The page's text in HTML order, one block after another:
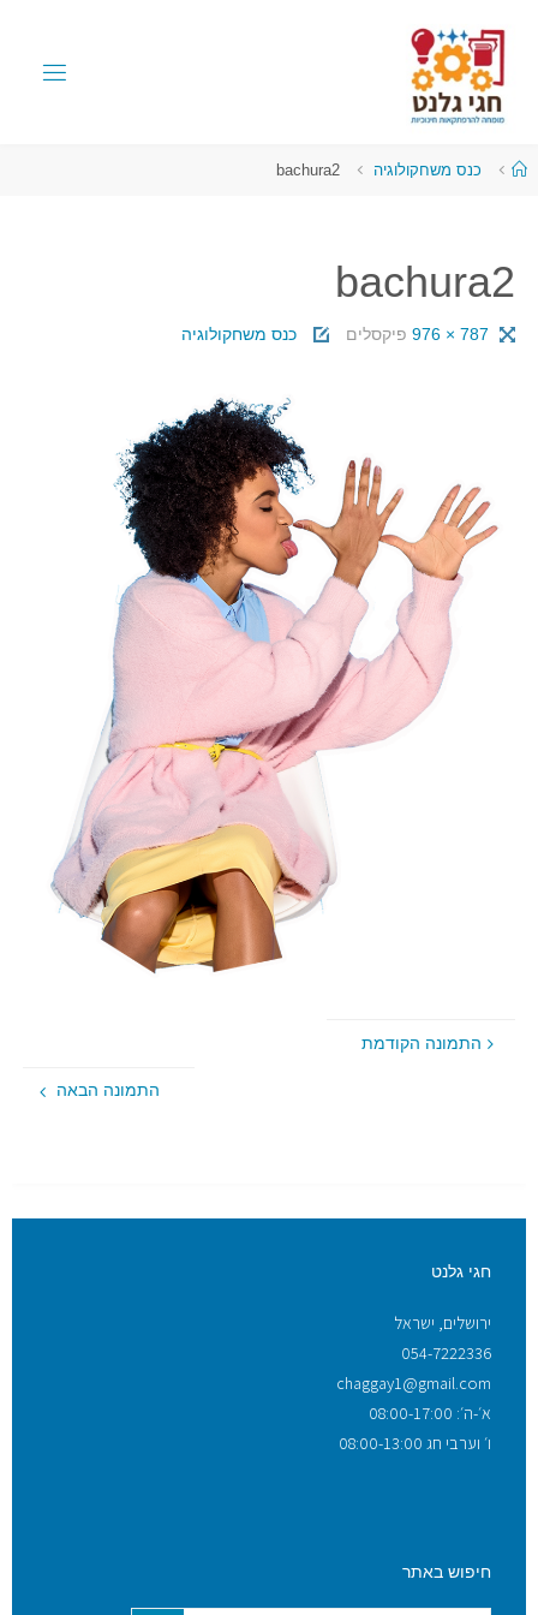
כנס משחקולוגיה bachura2
bachura2
787 × 976 פיקסלים כנס משחקולוגיה
התמונה הקודמת
התמונה הבאה
חגי גלנט
ירושלים, ישראל
054-7222336
chaggay1@gmail.com
א׳-ה׳: 08:00-17:00
ו׳ וערבי חג 08:00-13:00
חיפוש באתר